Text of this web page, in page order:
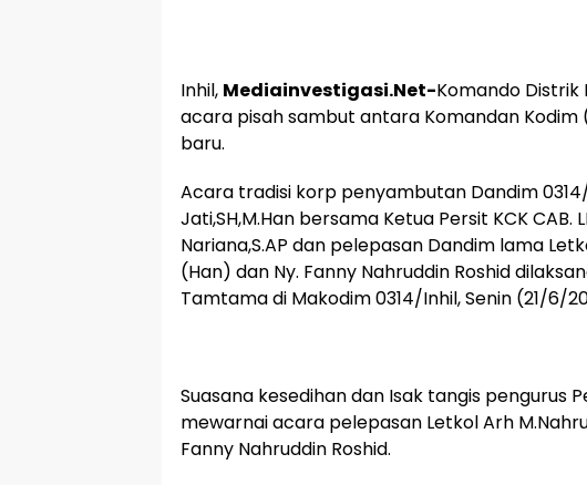
Inhil, Mediainvestigasi.Net-Komando
acara pisah sambut antara Komandan
baru.
Acara tradisi korp penyambutan Dandim
Jati,SH,M.Han bersama Ketua Persit KCK CAB.
Nariana,S.AP dan pelepasan Dandim lama
(Han) dan Ny. Fanny Nahruddin Roshid
Tamtama di Makodim 0314/Inhil, Senin (21/6/
Suasana kesedihan dan Isak tangis pengurus
mewarnai acara pelepasan Letkol Arh
Fanny Nahruddin Roshid.